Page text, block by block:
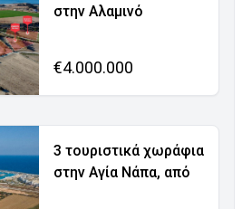
στην Αλαμινό
€4.000.000
3 τουριστικά χωράφια
στην Αγία Νάπα, από